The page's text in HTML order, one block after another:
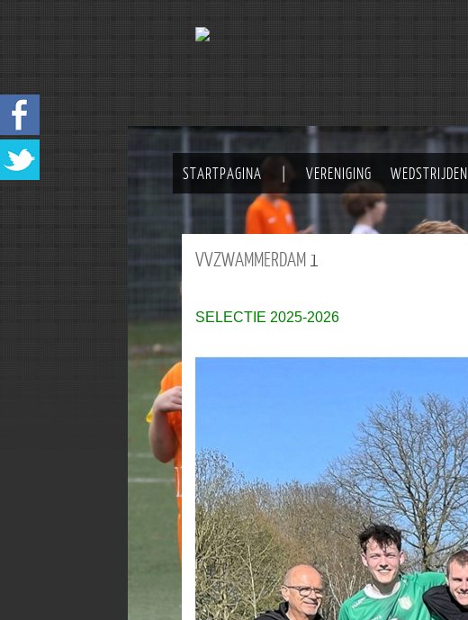
STARTPAGINA VERENIGING WEDSTRIJDEN
VVZWAMMERDAM1
SELECTIE 2025-2026